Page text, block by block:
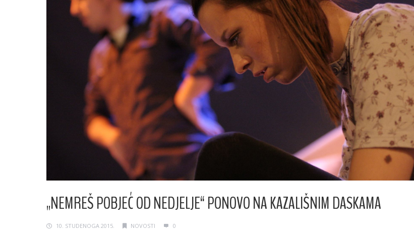
„NEMREŠ POBJEĆ OD NEDJELJE“ PONOVO NA KAZALIŠNIM DASKAMA
10. STUDENOGA 2015. NOVOSTI 0